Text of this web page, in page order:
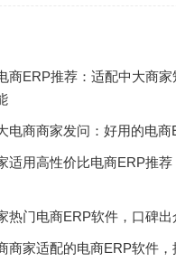
商ERP推荐：适配中大商
电商商家发问：好用的电商
适用高性价比电商ERP推
热门电商ERP软件，口碑
商家适配的电商ERP软件